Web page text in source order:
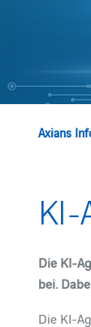
Axians
KI-
Die
bei.
Die KI-